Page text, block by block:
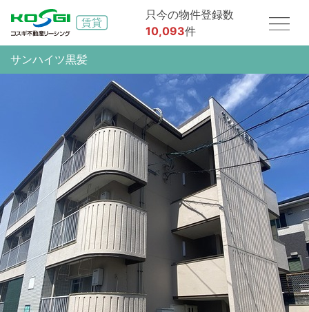
只今の物件登録数
10,093件
サンハイツ黒髪